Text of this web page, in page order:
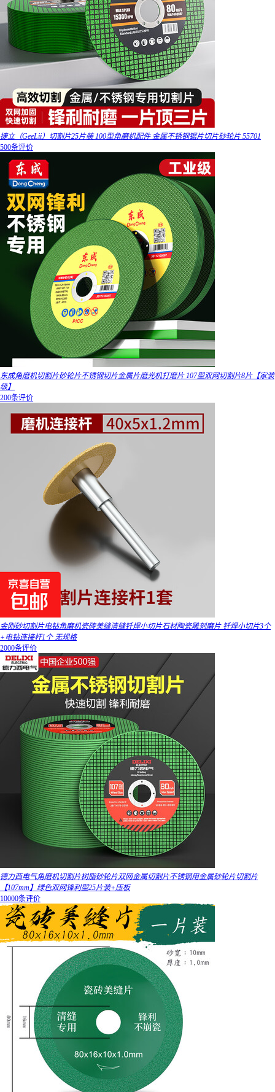
捷立（GeeLii）切割片25片装 100型角磨机配件 金属不锈钢锯片切片砂轮片 55701
500条评价
东成角磨机切割片砂轮片不锈钢切片金属片磨光机打磨片 107型双网切割片8片【家装
级】
200条评价
金刚砂切割片电钻角磨机瓷砖美缝清缝钎焊小切片石材陶瓷雕刻磨片 钎焊小切片3个
+电钻连接杆1个 无规格
2000条评价
德力西电气角磨机切割片树脂砂轮片双网金属切割片不锈钢用金属砂轮片切割片
【107mm】绿色双网锋利型25片装+压板
10000条评价